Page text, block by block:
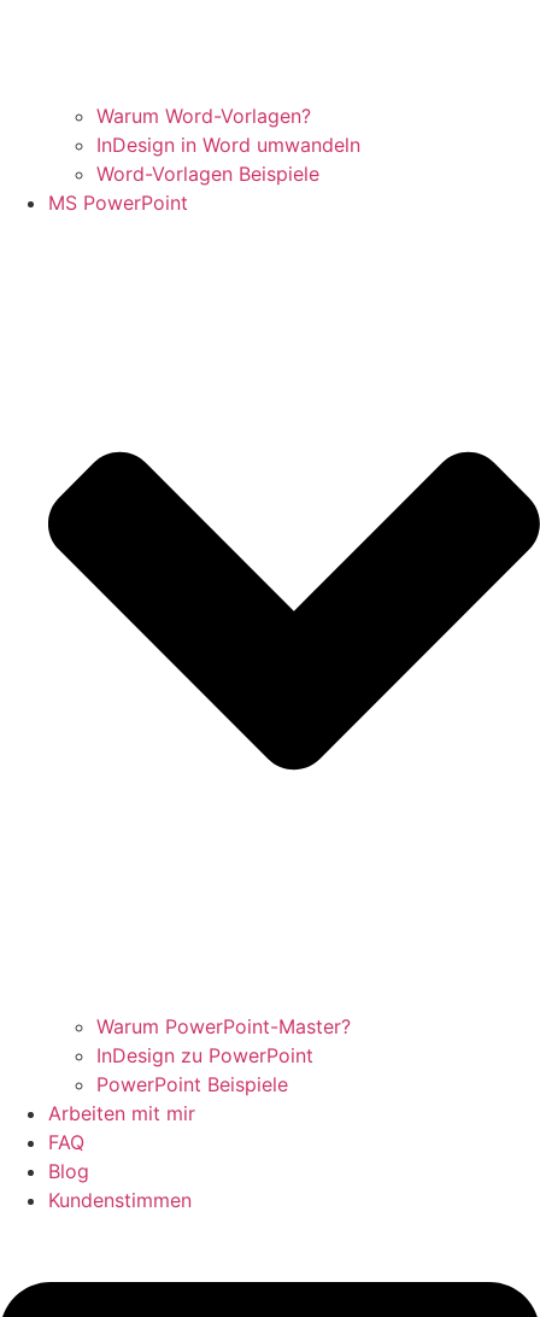
Warum Word-Vorlagen?
InDesign in Word umwandeln
Word-Vorlagen Beispiele
MS PowerPoint
Warum PowerPoint-Master?
InDesign zu PowerPoint
PowerPoint Beispiele
Arbeiten mit mir
FAQ
Blog
Kundenstimmen